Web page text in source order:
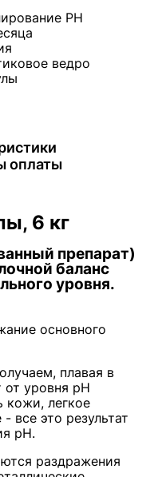
РН
ведро
оплаты
6 кг
препарат)
баланс
уровня.
основного
плавая в
от уровня рН
кожи, легкое
все это результат
рН.
раздражения